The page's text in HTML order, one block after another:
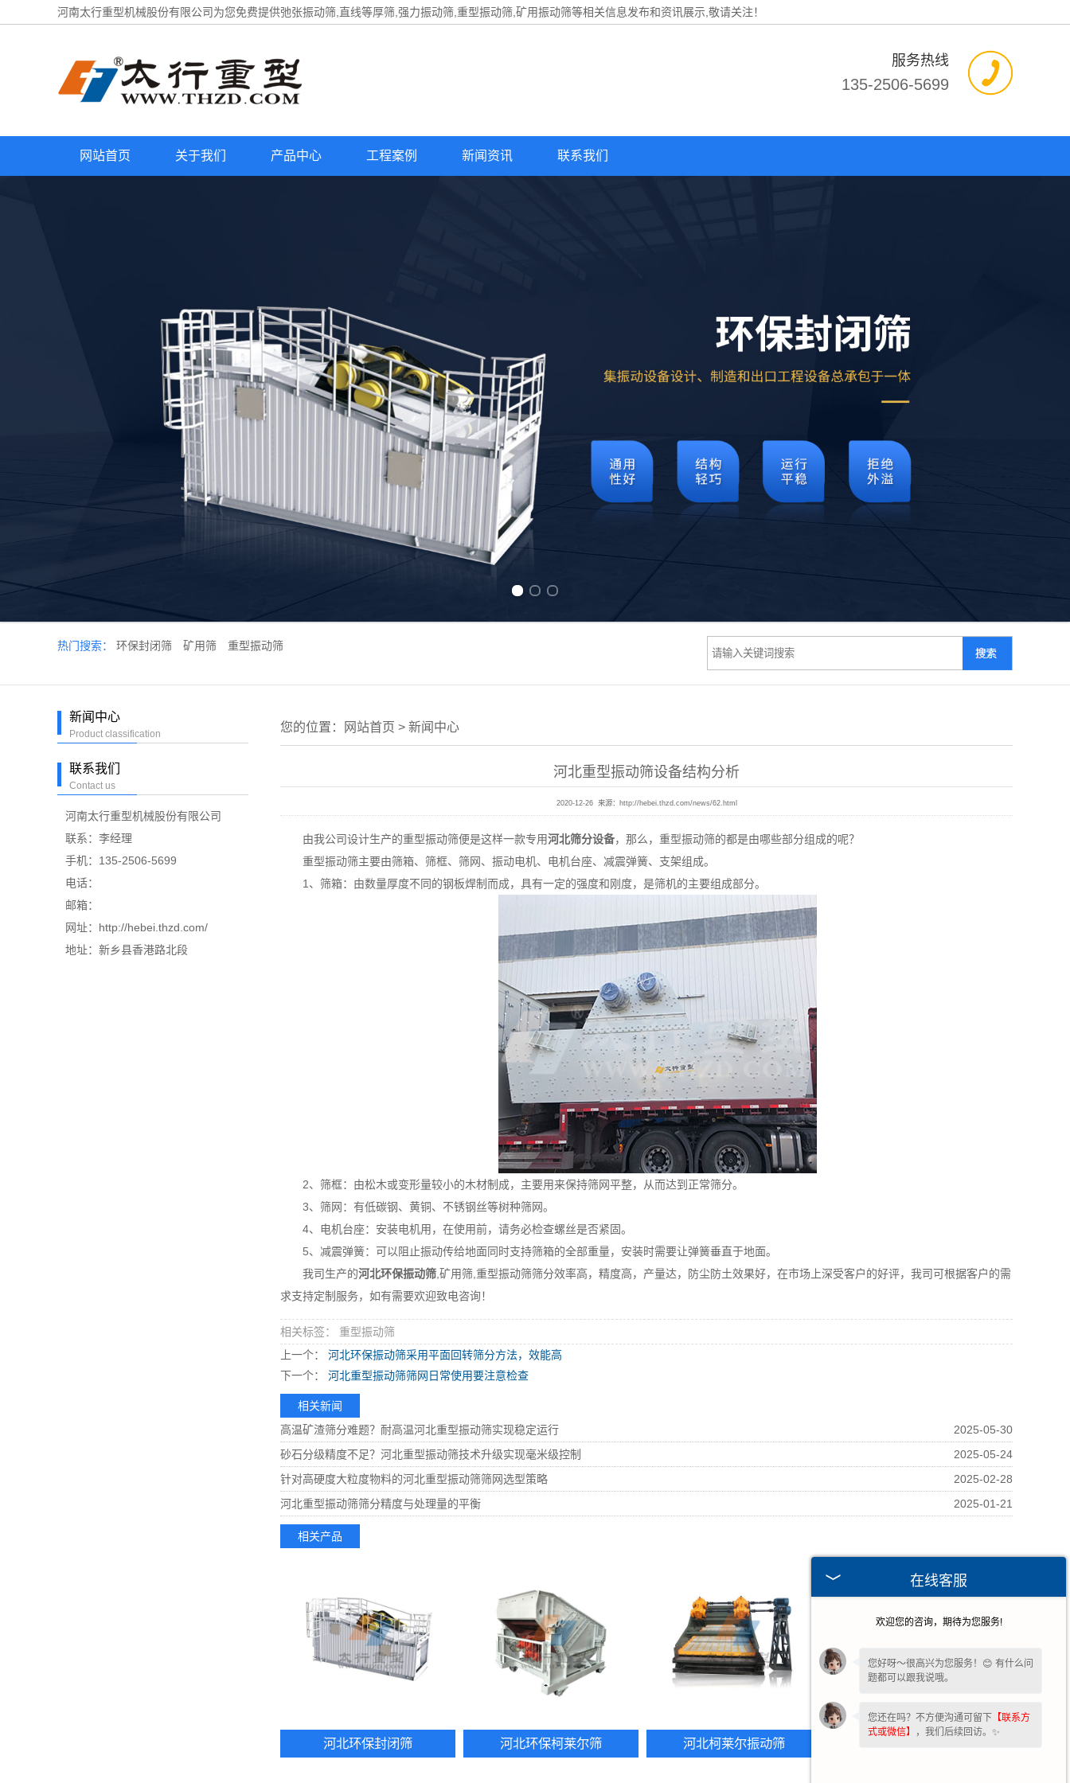
河南太行重型机械股份有限公司为您免费提供弛张振动筛 ,直线等厚筛,强力振动筛,重型振动筛,矿用振动筛等相关信息发布和资讯展示,敬请关注！
服务热线
135-2506-5699
网站首页 关于我们 产品中心 工程案例 新闻资讯 联系我们
热门搜索： 环保封闭筛 矿用筛 重型振动筛
新闻中心
Product classification
联系我们
Contact us
河南太行重型机械股份有限公司
联系：李经理
手机：135-2506-5699
电话：
邮箱：
网址：http://hebei.thzd.com/
地址：新乡县香港路北段
您的位置： 网站首页 > 新闻中心
河北重型振动筛设备结构分析
2020-12-26 来源： http://hebei.thzd.com/news/62.html
由我公司设计生产的重型振动筛便是这样一款专用河北筛分设备，那么，重型振动筛的都是由哪些部分组成的呢？
重型振动筛主要由筛箱、筛框、筛网、振动电机、电机台座、减震弹簧、支架组成。
1、筛箱：由数量厚度不同的钢板焊制而成，具有一定的强度和刚度，是筛机的主要组成部分。
2、筛框：由松木或变形量较小的木材制成，主要用来保持筛网平整，从而达到正常筛分。
3、筛网：有低碳钢、黄铜、不锈钢丝等树种筛网。
4、电机台座：安装电机用，在使用前，请务必检查螺丝是否紧固。
5、减震弹簧：可以阻止振动传给地面同时支持筛箱的全部重量，安装时需要让弹簧垂直于地面。
我司生产的河北环保振动筛 ,矿用筛,重型振动筛筛分效率高，精度高，产量达，防尘防土效果好，在市场上深受客户的好评，我司可根据客户的需
求支持定制服务，如有需要欢迎致电咨询！
相关标签： 重型振动筛
上一个：
河北环保振动筛采用平面回转筛分方法，效能高
下一个：
河北重型振动筛筛网日常使用要注意检查
相关新闻
高温矿渣筛分难题？耐高温河北重型振动筛实现稳定运行
2025-05-30
砂石分级精度不足？河北重型振动筛技术升级实现毫米级控制
2025-05-24
针对高硬度大粒度物料的河北重型振动筛筛网选型策略
2025-02-28
河北重型振动筛筛分精度与处理量的平衡
2025-01-21
相关产品
河北环保封闭筛 河北环保柯莱尔筛 河北柯莱尔振动筛
在线客服
欢迎您的咨询，期待为您服务!
您好呀～很高兴为您服务！😊 有什么问
题都可以跟我说哦。
您还在吗？不方便沟通可留下 【联系方
式或微信】
，我们后续回访。✨